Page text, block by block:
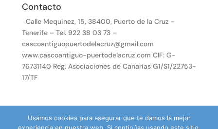
Contacto
Calle Mequinez, 15, 38400, Puerto de la Cruz -
Tenerife – Tel. 922 38 03 73 –
cascoantiguopuertodelacruz@gmail.com
www.cascoantiguo-puertodelacruz.com CIF: G-
76731140 Reg. Asociaciones de Canarias G1/S1/22753-
17/TF
Usamos cookies para asegurar que te damos la mejor